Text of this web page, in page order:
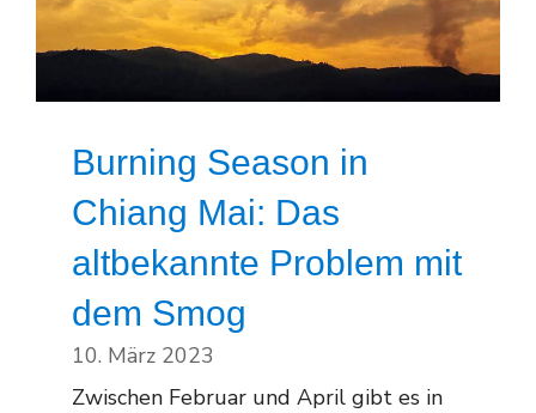
Burning Season in
Chiang Mai: Das
altbekannte Problem mit
dem Smog
10. März 2023
Zwischen Februar und April gibt es in